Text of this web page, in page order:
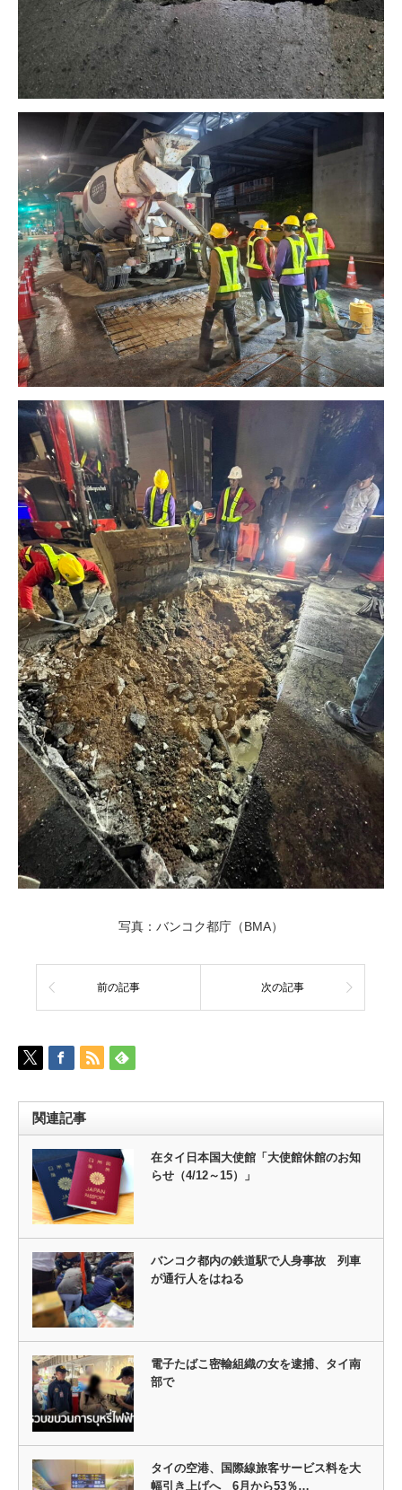
写真：バンコク都庁（BMA）
前の記事 次の記事
関連記事
在タイ日本国大使館「大使館休館のお知
らせ（4/12～15）」
バンコク都内の鉄道駅で人身事故 列車
が通行人をはねる
電子たばこ密輸組織の女を逮捕、タイ南
部で
タイの空港、国際線旅客サービス料を大
幅引き上げへ 6月から53％…